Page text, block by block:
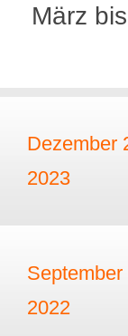
März
Dezember
2023
2022